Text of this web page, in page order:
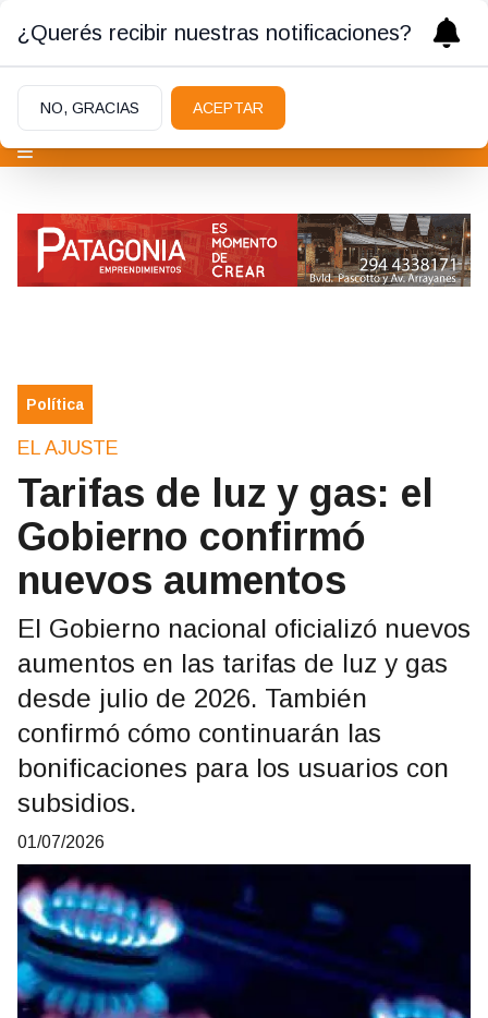
Política
EL AJUSTE
Tarifas de luz y gas: el
Gobierno confirmó
nuevos aumentos
El Gobierno nacional oficializó nuevos
aumentos en las tarifas de luz y gas
desde julio de 2026. También
confirmó cómo continuarán las
bonificaciones para los usuarios con
subsidios.
01/07/2026
¿Querés recibir nuestras notificaciones?
NO, GRACIAS ACEPTAR